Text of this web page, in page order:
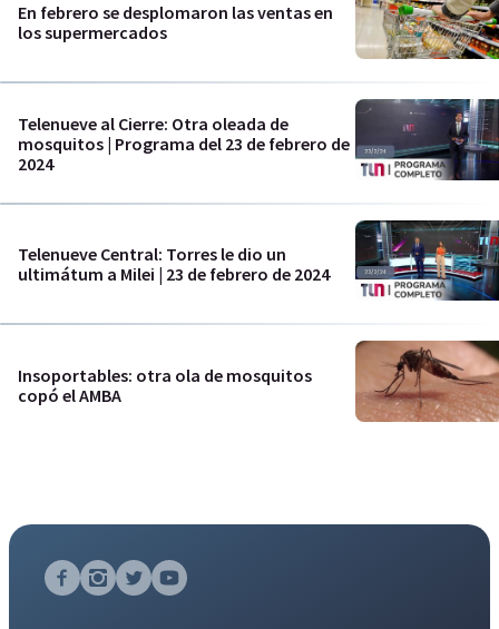
En febrero se desplomaron las ventas en
los supermercados
Telenueve al Cierre: Otra oleada de
mosquitos | Programa del 23 de febrero de
2024
Telenueve Central: Torres le dio un
ultimátum a Milei | 23 de febrero de 2024
Insoportables: otra ola de mosquitos
copó el AMBA